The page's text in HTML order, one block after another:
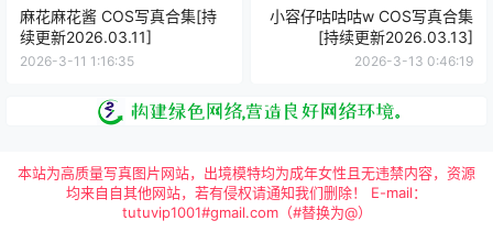
麻花麻花酱 COS写真合集[持
续更新2026.03.11]
2026-3-11 1:16:35
小容仔咕咕咕w COS写真合集
[持续更新2026.03.13]
2026-3-13 0:46:19
本站为高质量写真图片网站，出境模特均为成年女性且无违禁内容，资源
均来自自其他网站，若有侵权请通知我们删除！ E-mail：
tutuvip1001#gmail.com（#替换为@）